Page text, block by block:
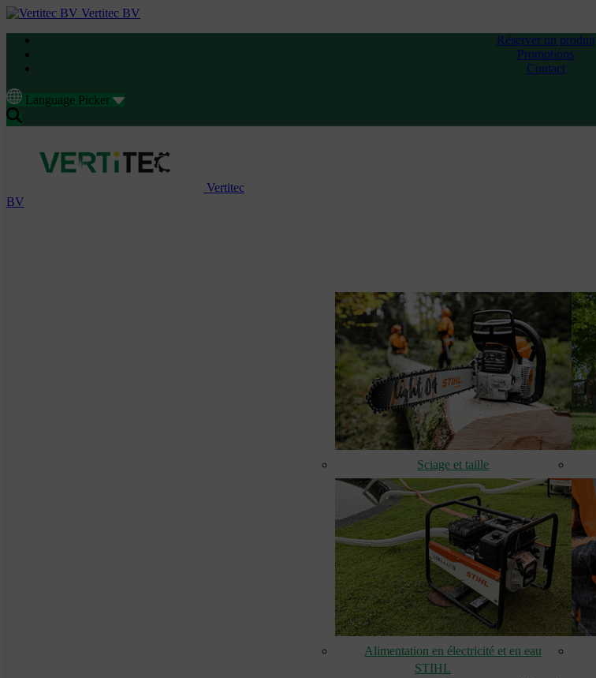
Vertitec BV
Réserver un produit
Promotions
Contact
Language Picker
Vertitec
BV
Sciage et taille
Alimentation en électricité et en eau
STIHL